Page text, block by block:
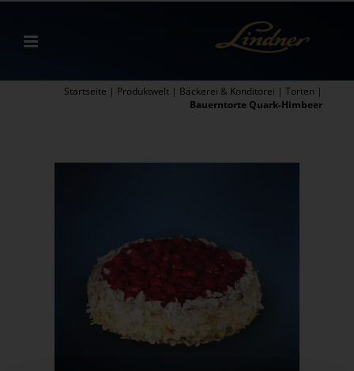
springen
Startseite | Produktwelt | Bäckerei & Konditorei | Torten |
Bauerntorte Quark-Himbeer